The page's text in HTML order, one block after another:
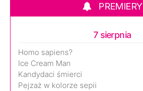
PREMIERY
7 sierpnia
Homo sapiens?
Ice Cream Man
Kandydaci śmierci
Pejzaż w kolorze sepii